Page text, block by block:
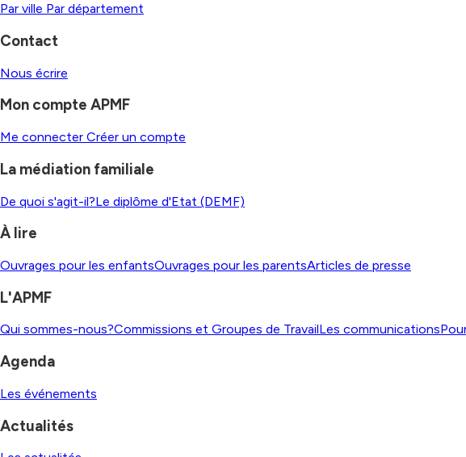
Par ville Par département
Contact
Nous écrire
Mon compte APMF
Me connecter Créer un compte
La médiation familiale
De quoi s'agit-il?Le diplôme d'Etat (DEMF)
À lire
Ouvrages pour les enfantsOuvrages pour les parentsArticles de presse
L'APMF
Qui sommes-nous?Commissions et Groupes de TravailLes communications
Agenda
Les événements
Actualités